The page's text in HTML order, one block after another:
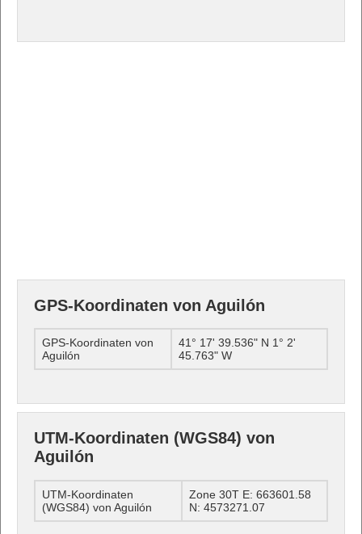
GPS-Koordinaten von Aguilón
GPS-Koordinaten von
Aguilón
41° 17' 39.536" N 1° 2'
45.763" W
UTM-Koordinaten (WGS84) von
Aguilón
UTM-Koordinaten
(WGS84) von Aguilón
Zone 30T E: 663601.58
N: 4573271.07